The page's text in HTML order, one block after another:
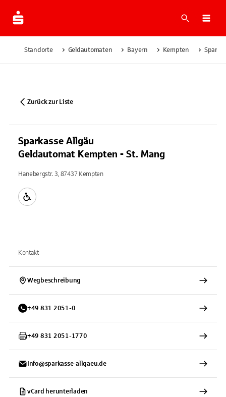
Suche
Standorte Geldautomaten Bayern Kempten
Zurück zur Liste
Sparkasse Allgäu
Geldautomat Kempten - St. Mang
Hanebergstr. 3, 87437 Kempten
Kontakt
Wegbeschreibung
+49 831 2051-0
+49 831 2051-1770
Info@sparkasse-allgaeu.de
vCard herunterladen